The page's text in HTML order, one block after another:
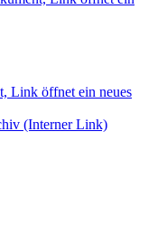
Link öffnet ein neues
(Interner Link)